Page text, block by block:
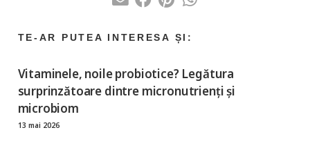
Vitaminele, noile probiotice? Legătura
surprinzătoare dintre micronutrienți și
microbiom
13 mai 2026